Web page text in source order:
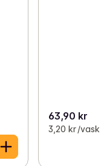
63,90 kr
3,20 kr /vask